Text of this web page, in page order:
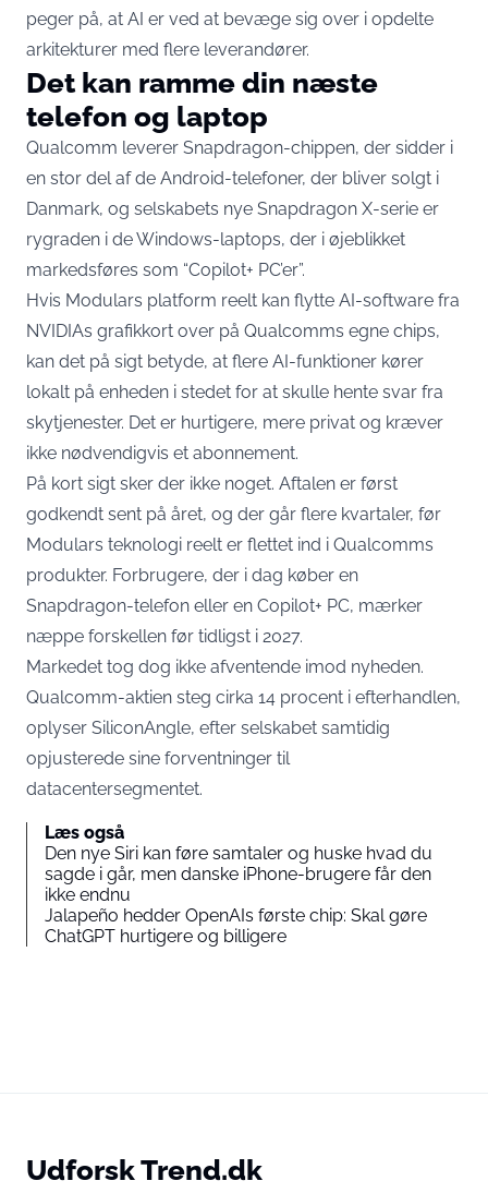
peger på, at AI er ved at bevæge sig over i opdelte
arkitekturer med flere leverandører.
Det kan ramme din næste
telefon og laptop
Qualcomm leverer Snapdragon-chippen, der sidder i
en stor del af de Android-telefoner, der bliver solgt i
Danmark, og selskabets nye Snapdragon X-serie er
rygraden i de Windows-laptops, der i øjeblikket
markedsføres som “Copilot+ PC’er”.
Hvis Modulars platform reelt kan flytte AI-software fra
NVIDIAs grafikkort over på Qualcomms egne chips,
kan det på sigt betyde, at flere AI-funktioner kører
lokalt på enheden i stedet for at skulle hente svar fra
skytjenester. Det er hurtigere, mere privat og kræver
ikke nødvendigvis et abonnement.
På kort sigt sker der ikke noget. Aftalen er først
godkendt sent på året, og der går flere kvartaler, før
Modulars teknologi reelt er flettet ind i Qualcomms
produkter. Forbrugere, der i dag køber en
Snapdragon-telefon eller en Copilot+ PC, mærker
næppe forskellen før tidligst i 2027.
Markedet tog dog ikke afventende imod nyheden.
Qualcomm-aktien steg cirka 14 procent i efterhandlen,
oplyser SiliconAngle, efter selskabet samtidig
opjusterede sine forventninger til
datacentersegmentet.
Læs også
Den nye Siri kan føre samtaler og huske hvad du
sagde i går, men danske iPhone-brugere får den
ikke endnu
Jalapeño hedder OpenAIs første chip: Skal gøre
ChatGPT hurtigere og billigere
Udforsk Trend.dk